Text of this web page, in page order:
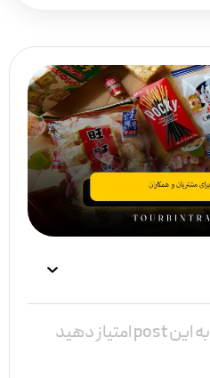
به این post امتیاز دهید